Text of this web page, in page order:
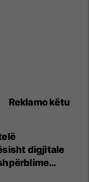
Reklamo këtu
digjitale